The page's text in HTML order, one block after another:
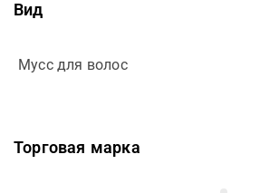
Вид
Мусс для волос
Торговая марка